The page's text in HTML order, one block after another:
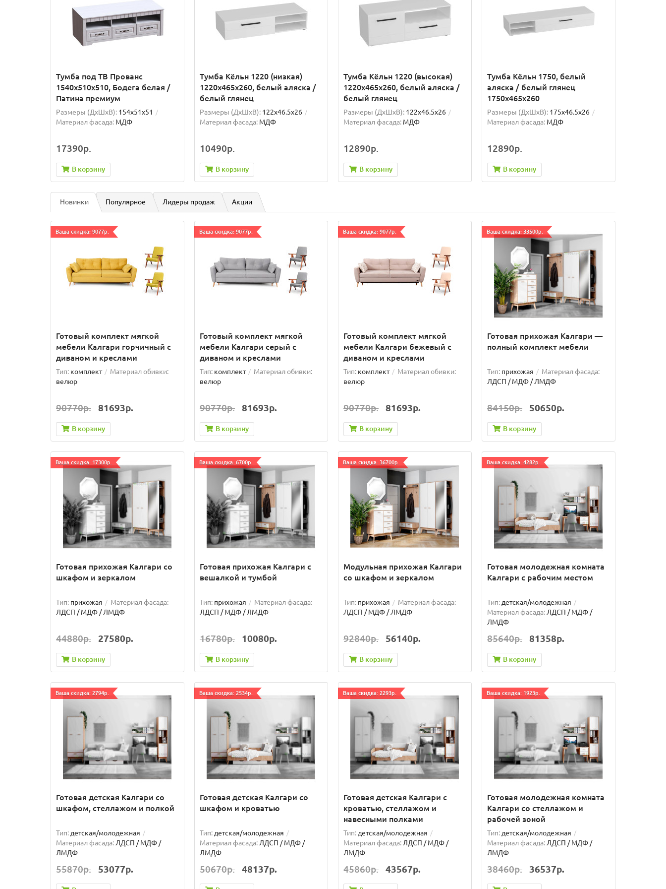
Тумба под ТВ Прованс
1540х510х510, Бодега белая /
Патина премиум
Размеры (ДхШxВ): 154x51x51
Материал фасада: МДФ
17390р.
В корзину
Тумба Кёльн 1220 (низкая)
1220x465x260, белый аляска /
белый глянец
Размеры (ДхШxВ): 122x46.5x26
Материал фасада: МДФ
10490р.
В корзину
Тумба Кёльн 1220 (высокая)
1220x465x260, белый аляска /
белый глянец
Размеры (ДхШxВ): 122x46.5x26
Материал фасада: МДФ
12890р.
В корзину
Тумба Кёльн 1750, белый
аляска / белый глянец
1750x465x260
Размеры (ДхШxВ): 175x46.5x26
Материал фасада: МДФ
12890р.
В корзину
Новинки Популярное Лидеры продаж Акции
Ваша скидка: 9077р.
Готовый комплект мягкой
мебели Калгари горчичный с
диваном и креслами
Тип: комплект
Материал обивки:
велюр
90770р. 81693р.
В корзину
Ваша скидка: 9077р.
Готовый комплект мягкой
мебели Калгари серый с
диваном и креслами
Тип: комплект
Материал обивки:
велюр
90770р. 81693р.
В корзину
Ваша скидка: 9077р.
Готовый комплект мягкой
мебели Калгари бежевый с
диваном и креслами
Тип: комплект
Материал обивки:
велюр
90770р. 81693р.
В корзину
Ваша скидка: 33500р.
Готовая прихожая Калгари —
полный комплект мебели
Тип: прихожая
Материал фасада:
ЛДСП / МДФ / ЛМДФ
84150р. 50650р.
В корзину
Ваша скидка: 17300р.
Готовая прихожая Калгари со
шкафом и зеркалом
Тип: прихожая
Материал фасада:
ЛДСП / МДФ / ЛМДФ
44880р. 27580р.
В корзину
Ваша скидка: 6700р.
Готовая прихожая Калгари с
вешалкой и тумбой
Тип: прихожая
Материал фасада:
ЛДСП / МДФ / ЛМДФ
16780р. 10080р.
В корзину
Ваша скидка: 36700р.
Модульная прихожая Калгари
со шкафом и зеркалом
Тип: прихожая
Материал фасада:
ЛДСП / МДФ / ЛМДФ
92840р. 56140р.
В корзину
Ваша скидка: 4282р.
Готовая молодежная комната
Калгари с рабочим местом
Тип: детская/молодежная
Материал фасада: ЛДСП / МДФ /
ЛМДФ
85640р. 81358р.
В корзину
Ваша скидка: 2794р.
Готовая детская Калгари со
шкафом, стеллажом и полкой
Тип: детская/молодежная
Материал фасада: ЛДСП / МДФ /
ЛМДФ
55870р. 53077р.
Ваша скидка: 2534р.
Готовая детская Калгари со
шкафом и кроватью
Тип: детская/молодежная
Материал фасада: ЛДСП / МДФ /
ЛМДФ
50670р. 48137р.
Ваша скидка: 2293р.
Готовая детская Калгари с
кроватью, стеллажом и
навесными полками
Тип: детская/молодежная
Материал фасада: ЛДСП / МДФ /
ЛМДФ
45860р. 43567р.
Ваша скидка: 1923р.
Готовая молодежная комната
Калгари со стеллажом и
рабочей зоной
Тип: детская/молодежная
Материал фасада: ЛДСП / МДФ /
ЛМДФ
38460р. 36537р.